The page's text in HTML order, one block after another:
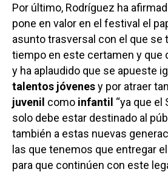
Por último, Rodríguez ha
pone en valor en el festival el
asunto trasversal con el que se
tiempo en este certamen y que
y ha aplaudido que se apueste
talentos jóvenesy por atraer
juvenil como infantil “ya que el
solo debe estar destinado al
también a estas nuevas
las que tenemos que entregar
para que continúen con este